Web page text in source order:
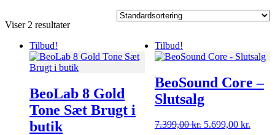
Viser 2 resultater
Tilbud!
BeoLab 8 Gold
Tone Sæt Brugt i
butik
Tilbud!
BeoSound Core –
Slutsalg
7.399,00kr. Den
5.699,00 kr.Den